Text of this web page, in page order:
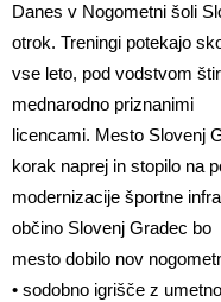
Danes v Nogometni šoli
otrok. Treningi potekajo
vse leto, pod vodstvom
mednarodno priznanimi
licencami. Mesto Slovenj
korak naprej in stopilo na
modernizacije športne
občino Slovenj Gradec bo
mesto dobilo nov
• sodobno igrišče z